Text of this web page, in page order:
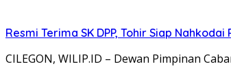
Resmi Terima SK DPP, Tohir Siap
CILEGON, WILIP.ID – Dewan Pimpinan